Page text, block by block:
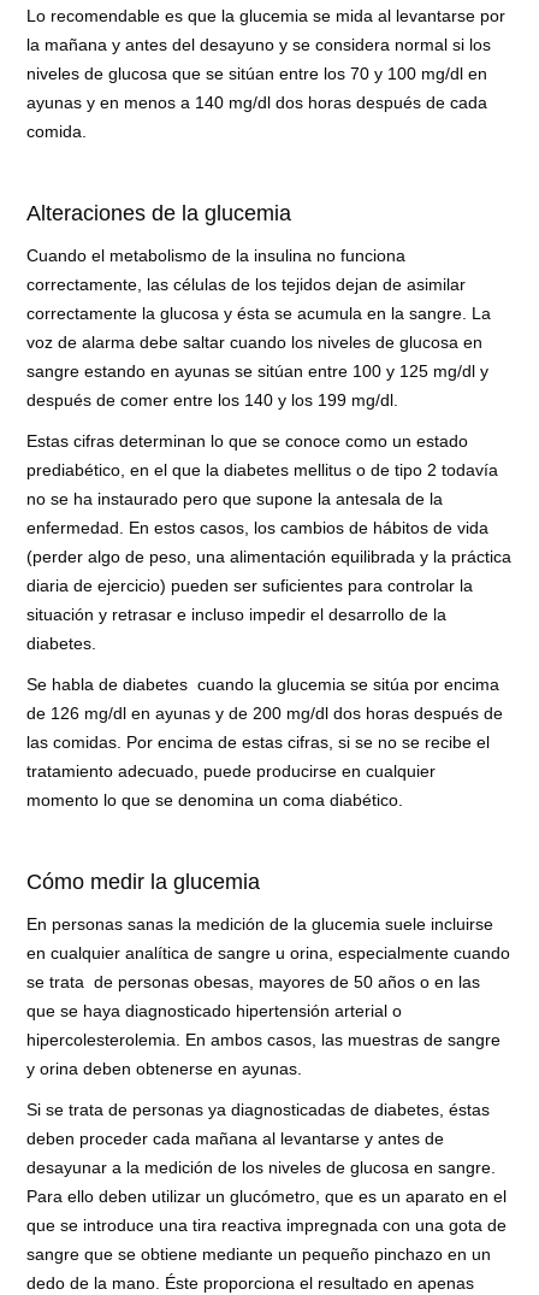
Lo recomendable es que la glucemia se mida al levantarse por
la mañana y antes del desayuno y se considera normal si los
niveles de glucosa que se sitúan entre los 70 y 100 mg/dl en
ayunas y en menos a 140 mg/dl dos horas después de cada
comida.
Alteraciones de la glucemia
Cuando el metabolismo de la insulina no funciona
correctamente, las células de los tejidos dejan de asimilar
correctamente la glucosa y ésta se acumula en la sangre. La
voz de alarma debe saltar cuando los niveles de glucosa en
sangre estando en ayunas se sitúan entre 100 y 125 mg/dl y
después de comer entre los 140 y los 199 mg/dl.
Estas cifras determinan lo que se conoce como un estado
prediabético, en el que la diabetes mellitus o de tipo 2 todavía
no se ha instaurado pero que supone la antesala de la
enfermedad. En estos casos, los cambios de hábitos de vida
(perder algo de peso, una alimentación equilibrada y la práctica
diaria de ejercicio) pueden ser suficientes para controlar la
situación y retrasar e incluso impedir el desarrollo de la
diabetes.
Se habla de diabetes cuando la glucemia se sitúa por encima
de 126 mg/dl en ayunas y de 200 mg/dl dos horas después de
las comidas. Por encima de estas cifras, si se no se recibe el
tratamiento adecuado, puede producirse en cualquier
momento lo que se denomina un coma diabético.
Cómo medir la glucemia
En personas sanas la medición de la glucemia suele incluirse
en cualquier analítica de sangre u orina, especialmente cuando
se trata de personas obesas, mayores de 50 años o en las
que se haya diagnosticado hipertensión arterial o
hipercolesterolemia. En ambos casos, las muestras de sangre
y orina deben obtenerse en ayunas.
Si se trata de personas ya diagnosticadas de diabetes, éstas
deben proceder cada mañana al levantarse y antes de
desayunar a la medición de los niveles de glucosa en sangre.
Para ello deben utilizar un glucómetro, que es un aparato en el
que se introduce una tira reactiva impregnada con una gota de
sangre que se obtiene mediante un pequeño pinchazo en un
dedo de la mano. Éste proporciona el resultado en apenas